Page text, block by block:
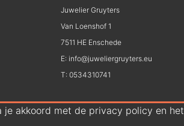
Juwelier Gruyters
Van Loenshof 1
7511 HE Enschede
E: info@juweliergruyters.eu
T: 0534310741
je akkoord met de privacy policy en het